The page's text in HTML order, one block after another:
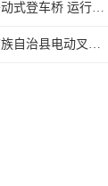
贺州三段移动式登车桥 运行可靠 防滑性能好
保亭黎族苗族自治县电动叉车 性能稳定 运行平稳